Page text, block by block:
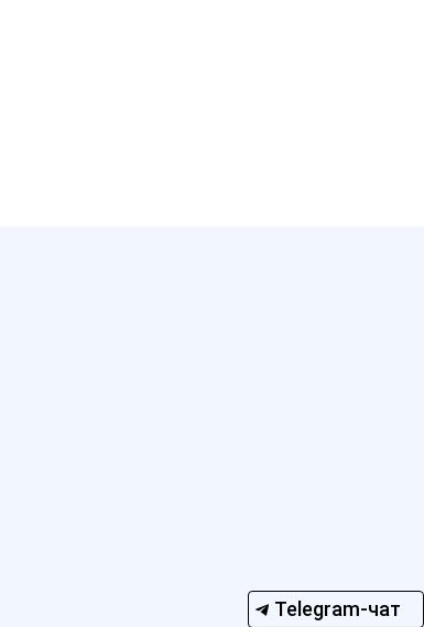
Telegram-чат